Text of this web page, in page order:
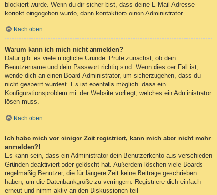
blockiert wurde. Wenn du dir sicher bist, dass deine E-Mail-Adresse
korrekt eingegeben wurde, dann kontaktiere einen Administrator.
Nach oben
Warum kann ich mich nicht anmelden?
Dafür gibt es viele mögliche Gründe. Prüfe zunächst, ob dein
Benutzername und dein Passwort richtig sind. Wenn dies der Fall ist,
wende dich an einen Board-Administrator, um sicherzugehen, dass du
nicht gesperrt wurdest. Es ist ebenfalls möglich, dass ein
Konfigurationsproblem mit der Website vorliegt, welches ein Administrator
lösen muss.
Nach oben
Ich habe mich vor einiger Zeit registriert, kann mich aber nicht mehr
anmelden?!
Es kann sein, dass ein Administrator dein Benutzerkonto aus verschieden
Gründen deaktiviert oder gelöscht hat. Außerdem löschen viele Boards
regelmäßig Benutzer, die für längere Zeit keine Beiträge geschrieben
haben, um die Datenbankgröße zu verringern. Registriere dich einfach
erneut und nimm aktiv an den Diskussionen teil!